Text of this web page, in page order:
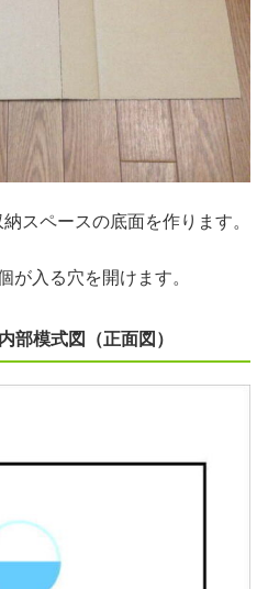
スペースの底面を作ります。
が入る穴を開けます。
部模式図（正面図）